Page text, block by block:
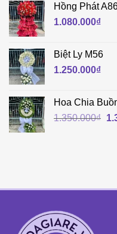
Hồng Phát
1.080.000₫
Biệt Ly M56
1.250.000₫
Hoa Chia
1.350.000₫